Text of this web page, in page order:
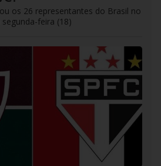
os 26 representantes do Brasil no
feira (18)